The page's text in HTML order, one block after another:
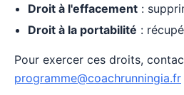
Droit à l'effacement :
Droit à la portabilité :
Pour exercer ces droits,
programme@coachrunningia.fr